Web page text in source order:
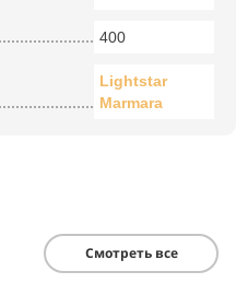
400
Lightstar
Marmara
Смотреть все